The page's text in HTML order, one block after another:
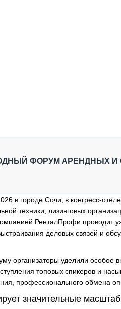
ФОРУМ АРЕНДНЫХ И
в городе Сочи, в конгресс-
техники, лизинговых
РенталПрофи
деловых связей и
организаторы уделили
топовых спикеров и
профессионального обмена
значительные